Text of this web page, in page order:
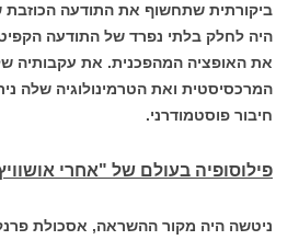
ביקורתית שתחשוף את התודעה הכוזבת
היה לחלק בלתי נפרד של התודעה
את האופציה המהפכנית. את עקבותיה
המרכסיסטית ואת הטרמינולוגיה שלה
חיבור פוסטמודרני.
פילוסופיה בעולם של "אחרי
ניטשה היה מקור ההשראה, אסכולת